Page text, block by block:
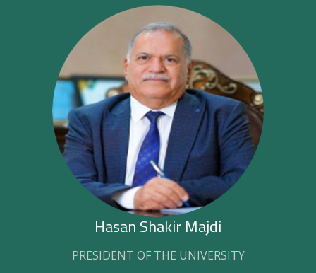
Hasan Shakir Majdi
PRESIDENT OF THE UNIVERSITY